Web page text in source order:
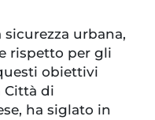
sicurezza urbana,
rispetto per gli
obiettivi
Città di
ha siglato in